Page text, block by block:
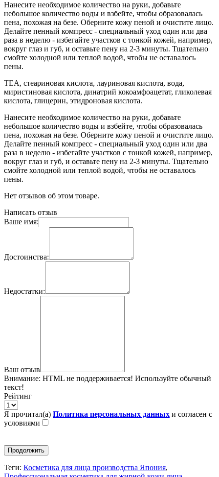
Нанесите необходимое количество на руки, добавьте
небольшое количество воды и взбейте, чтобы образовалась
пена, похожая на безе. Оберните кожу пеной и очистите лицо.
Делайте пенный компресс - специальный уход один или два
раза в неделю - избегайте участков с тонкой кожей, например,
вокруг глаз и губ, и оставьте пену на 2-3 минуты. Тщательно
смойте холодной или теплой водой, чтобы не оставалось
пены.
TEA, стеариновая кислота, лауриновая кислота, вода,
миристиновая кислота, динатрий кокоамфоацетат, гликолевая
кислота, глицерин, этидроновая кислота.
Нанесите необходимое количество на руки, добавьте
небольшое количество воды и взбейте, чтобы образовалась
пена, похожая на безе. Оберните кожу пеной и очистите лицо.
Делайте пенный компресс - специальный уход один или два
раза в неделю - избегайте участков с тонкой кожей, например,
вокруг глаз и губ, и оставьте пену на 2-3 минуты. Тщательно
смойте холодной или теплой водой, чтобы не оставалось
пены.
Нет отзывов об этом товаре.
Написать отзыв
Ваше имя:
Достоинства:
Недостатки:
Ваш отзыв
Внимание: HTML не поддерживается! Используйте обычный
текст!
Рейтинг
Я прочитал(а) Политика персональных данных и согласен с
условиями
Продолжить
Теги: Косметика для лица производства Япония,